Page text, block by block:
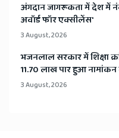
अंगदान जागरूकता में देश में
अवॉर्ड फॉर एक्सीलेंस'
3 August, 2026
भजनलाल सरकार में शिक्षा
11.70 लाख पार हुआ
3 August, 2026